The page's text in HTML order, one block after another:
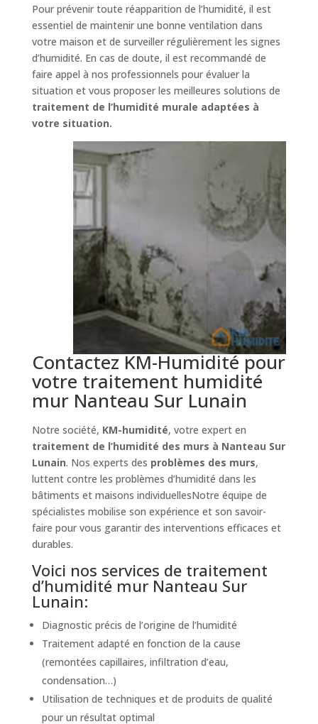
Pour prévenir toute réapparition de l’humidité, il est
essentiel de maintenir une bonne ventilation dans
votre maison et de surveiller régulièrement les signes
d’humidité. En cas de doute, il est recommandé de
faire appel à nos professionnels pour évaluer la
situation et vous proposer les meilleures solutions de
traitement de l’humidité murale adaptées à
votre situation.
Contactez KM-Humidité pour
votre traitement humidité
mur Nanteau Sur Lunain
Notre société, KM-humidité, votre expert en
traitement de l’humidité des murs à Nanteau Sur
Lunain. Nos experts des problèmes des murs,
luttent contre les problèmes d’humidité dans les
bâtiments et maisons individuellesNotre équipe de
spécialistes mobilise son expérience et son savoir-
faire pour vous garantir des interventions efficaces et
durables.
Voici nos services de traitement
d’humidité mur Nanteau Sur
Lunain:
Diagnostic précis de l’origine de l’humidité
Traitement adapté en fonction de la cause
(remontées capillaires, infiltration d’eau,
condensation…)
Utilisation de techniques et de produits de qualité
pour un résultat optimal